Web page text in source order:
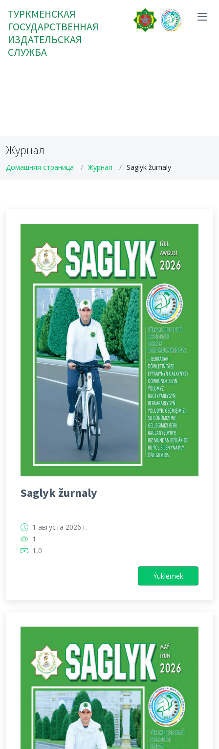
ТУРКМЕНСКАЯ
ГОСУДАРСТВЕННАЯ
ИЗДАТЕЛЬСКАЯ
СЛУЖБА
Журнал
Домашняя страница Журнал Saglyk žurnaly
Saglyk žurnaly
1 августа 2026 г.
1
1,0
Ýüklemek